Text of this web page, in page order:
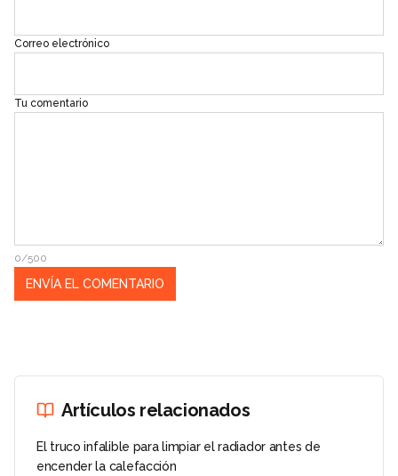
Correo electrónico
Tu comentario
0/500
Artículos relacionados
El truco infalible para limpiar el radiador antes de
encender la calefacción